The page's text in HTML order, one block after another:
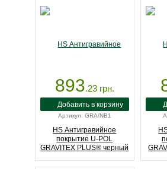
893.23грн.
Артикул: GRA/NB1
HS Антигравийное
покрытие U-POL
GRAVITEX PLUS® черный